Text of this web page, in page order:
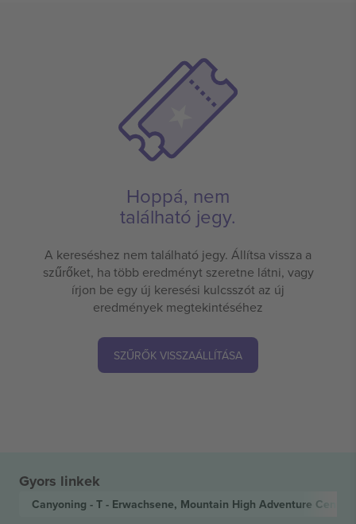
Hoppá, nem
található jegy.
A kereséshez nem található jegy. Állítsa vissza a
szűrőket, ha több eredményt szeretne látni, vagy
írjon be egy új keresési kulcsszót az új
eredmények megtekintéséhez
SZŰRŐK VISSZAÁLLÍTÁSA
Gyors linkek
Canyoning - T - Erwachsene, Mountain High Adventure Center